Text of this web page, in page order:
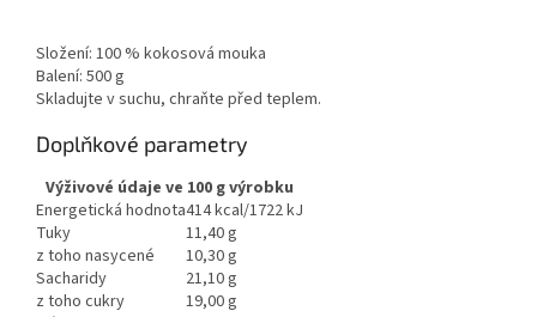
Složení: 100 % kokosová mouka
Balení: 500 g
Skladujte v suchu, chraňte před teplem.
Doplňkové parametry
Výživové údaje ve 100 g výrobku
Energetická hodnota414 kcal/1722 kJ
Tuky
11,40 g
z toho nasycené
10,30 g
Sacharidy
21,10 g
z toho cukry
19,00 g